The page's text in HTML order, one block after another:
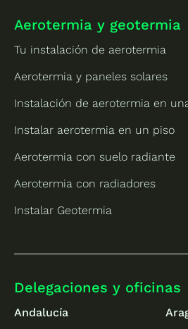
Aerotermia y geotermia
Tu instalación de aerotermia
Aerotermia y paneles solares
Instalación de aerotermia en
Instalar aerotermia en un piso
Aerotermia con suelo radiante
Aerotermia con radiadores
Instalar Geotermia
Delegaciones y oficinas
Andalucía